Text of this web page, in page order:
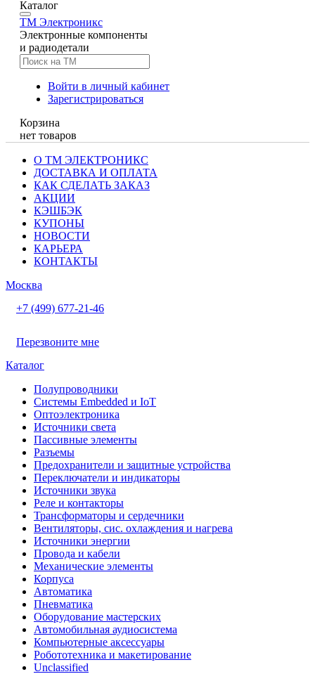
Каталог
TM Электроникс
Электронные компоненты
и радиодетали
Войти в личный кабинет
Зарегистрироваться
Корзина
нет товаров
О ТМ ЭЛЕКТРОНИКС
ДОСТАВКА И ОПЛАТА
КАК СДЕЛАТЬ ЗАКАЗ
АКЦИИ
КЭШБЭК
КУПОНЫ
НОВОСТИ
КАРЬЕРА
КОНТАКТЫ
Москва
+7 (499) 677-21-46
Перезвоните мне
Каталог
Полупроводники
Системы Embedded и IoT
Oптоэлектроника
Источники света
Пассивные элементы
Разъeмы
Предохранители и защитные устройства
Переключатели и индикаторы
Источники звука
Реле и контакторы
Трансформаторы и сердечники
Вентиляторы, сис. охлаждения и нагрева
Источники энергии
Провода и кабели
Механические элементы
Корпуса
Автоматика
Пневматика
Оборудование мастерских
Автомобильная аудиосистема
Компьютерные аксессуары
Робототехника и макетирование
Unclassified